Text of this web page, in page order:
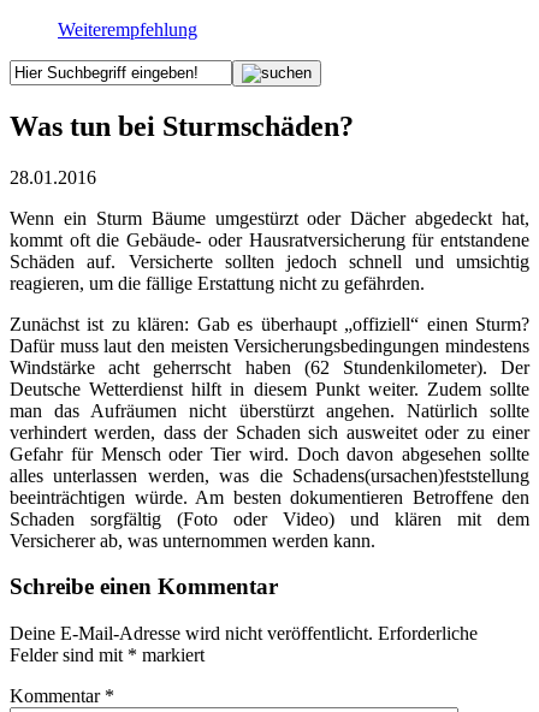
Weiterempfehlung
Was tun bei Sturmschäden?
28.01.2016
Wenn ein Sturm Bäume umgestürzt oder Dächer abgedeckt hat,
kommt oft die Gebäude- oder Hausratversicherung für entstandene
Schäden auf. Versicherte sollten jedoch schnell und umsichtig
reagieren, um die fällige Erstattung nicht zu gefährden.
Zunächst ist zu klären: Gab es überhaupt „offiziell“ einen Sturm?
Dafür muss laut den meisten Versicherungsbedingungen mindestens
Windstärke acht geherrscht haben (62 Stundenkilometer). Der
Deutsche Wetterdienst hilft in diesem Punkt weiter. Zudem sollte
man das Aufräumen nicht überstürzt angehen. Natürlich sollte
verhindert werden, dass der Schaden sich ausweitet oder zu einer
Gefahr für Mensch oder Tier wird. Doch davon abgesehen sollte
alles unterlassen werden, was die Schadens(ursachen)feststellung
beeinträchtigen würde. Am besten dokumentieren Betroffene den
Schaden sorgfältig (Foto oder Video) und klären mit dem
Versicherer ab, was unternommen werden kann.
Schreibe einen Kommentar
Deine E-Mail-Adresse wird nicht veröffentlicht. Erforderliche
Felder sind mit * markiert
Kommentar *